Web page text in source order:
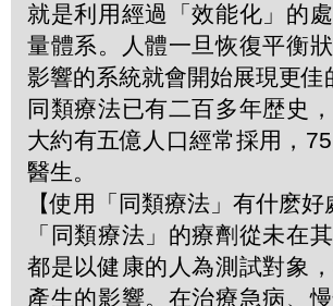
就是利用經過「效能化」的
量體系。人體一旦恢復平衡
影響的系統就會開始展現更
同類療法已有二百多年歴史
大約有五億人口經常採用，
醫生。
【使用「同類療法」有什麽好
「同類療法」的療劑從未在
都是以健康的人為測試對象
產生的影響。在治療急病、